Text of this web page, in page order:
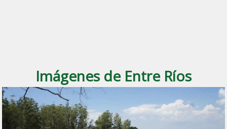
Imágenes de Entre Ríos